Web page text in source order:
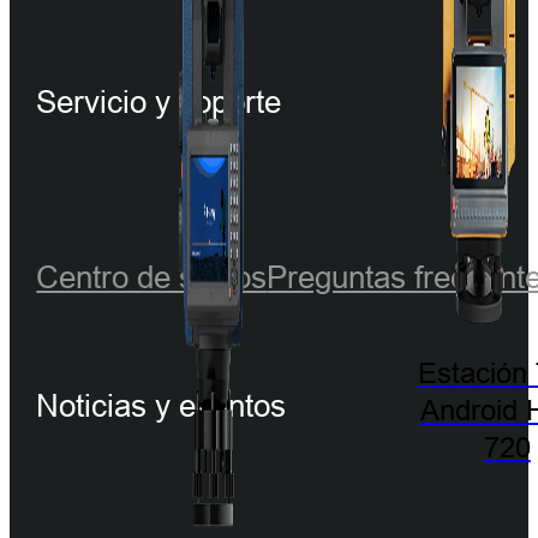
Estación
Android
720
Servicio y soporte
Centro de sociosPreguntas
Noticias y eventos